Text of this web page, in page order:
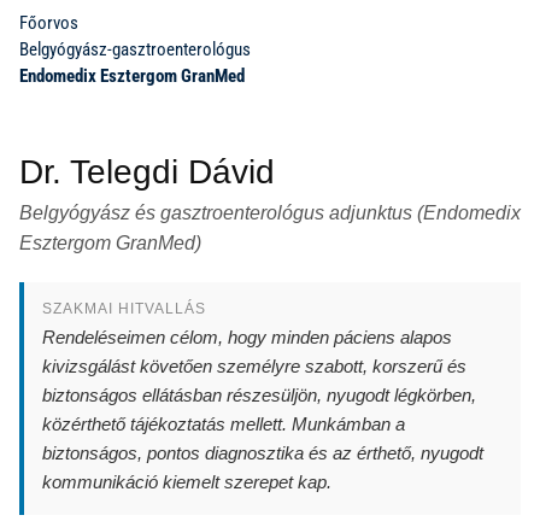
Főorvos
Belgyógyász-gasztroenterológus
Endomedix Esztergom GranMed
Dr. Telegdi Dávid
Belgyógyász és gasztroenterológus adjunktus (Endomedix
Esztergom GranMed)
SZAKMAI HITVALLÁS
Rendeléseimen célom, hogy minden páciens alapos
kivizsgálást követően személyre szabott, korszerű és
biztonságos ellátásban részesüljön, nyugodt légkörben,
közérthető tájékoztatás mellett. Munkámban a
biztonságos, pontos diagnosztika és az érthető, nyugodt
kommunikáció kiemelt szerepet kap.